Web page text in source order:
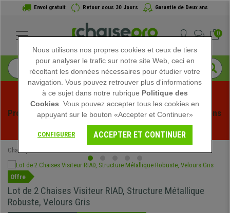
Envoi gratuit Retour sous 30 Jours Garantie de Deux ans
0
Profitez des soldes d'été chez Chaisepro ! Des réductions
exclusives pour une durée limitée - Voir l'offre
Chaisepro
Offre
Lot de 2 Chaises Visiteur RIAD, Structure Métallique
Robuste, Velours Gris
Nous utilisons nos propres cookies et ceux de tiers
pour analyser le trafic sur notre site Web, ceci en
récoltant les données nécessaires pour étudier votre
navigation. Vous pouvez retrouver plus d'informations
à ce sujet dans notre rubrique Politique des
Cookies . Vous pouvez accepter tous les cookies en
appuyant sur le bouton «Accepter et Continuer»
CONFIGURER ACCEPTER ET CONTINUER